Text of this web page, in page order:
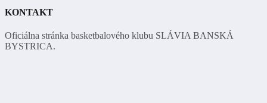
KONTAKT
Oficiálna stránka basketbalového klubu SLÁVIA BANSKÁ
BYSTRICA.